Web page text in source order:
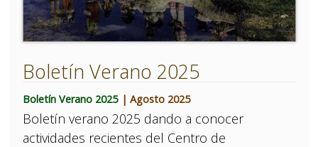
Boletín Verano 2025
Boletín Verano 2025 | Agosto 2025
Boletín verano 2025 dando a conocer
actividades recientes del Centro de